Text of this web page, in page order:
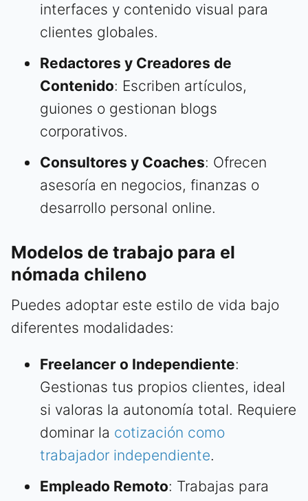
interfaces y contenido visual para
clientes globales.
Redactores y Creadores de
Contenido: Escriben artículos,
guiones o gestionan blogs
corporativos.
Consultores y Coaches: Ofrecen
asesoría en negocios, finanzas o
desarrollo personal online.
Modelos de trabajo para el
nómada chileno
Puedes adoptar este estilo de vida bajo
diferentes modalidades:
Freelancer o Independiente:
Gestionas tus propios clientes, ideal
si valoras la autonomía total. Requiere
dominar la cotización como
trabajador independiente.
Empleado Remoto: Trabajas para